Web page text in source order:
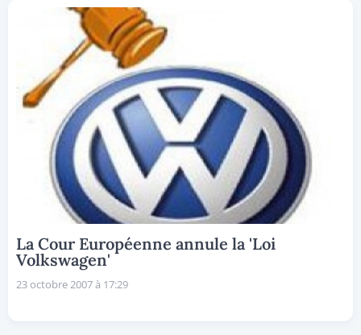
La Cour Européenne annule la 'Loi
Volkswagen'
23 octobre 2007 à 17:29